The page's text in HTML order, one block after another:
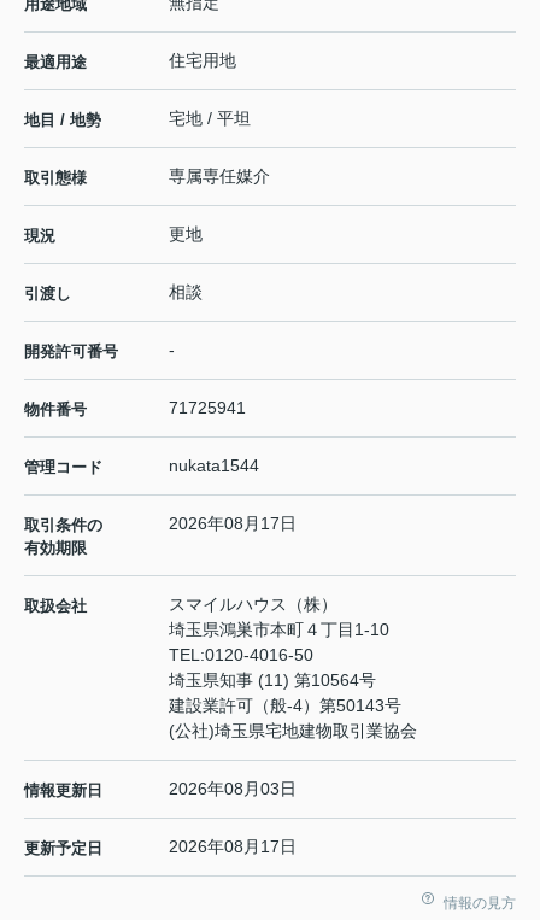
用途地域
最適用途 住宅用地
地目 / 地勢 宅地 / 平坦
取引態様 専属専任媒介
現況 更地
引渡し 相談
開発許可番号 -
物件番号 71725941
管理コード nukata1544
取引条件の
有効期限
2026年08月17日
取扱会社
スマイルハウス（株）
埼玉県鴻巣市本町４丁目1-10
TEL:0120-4016-50
埼玉県知事 (11) 第10564号
建設業許可（般-4）第50143号
(公社)埼玉県宅地建物取引業協会
情報更新日 2026年08月03日
更新予定日 2026年08月17日
情報の見方